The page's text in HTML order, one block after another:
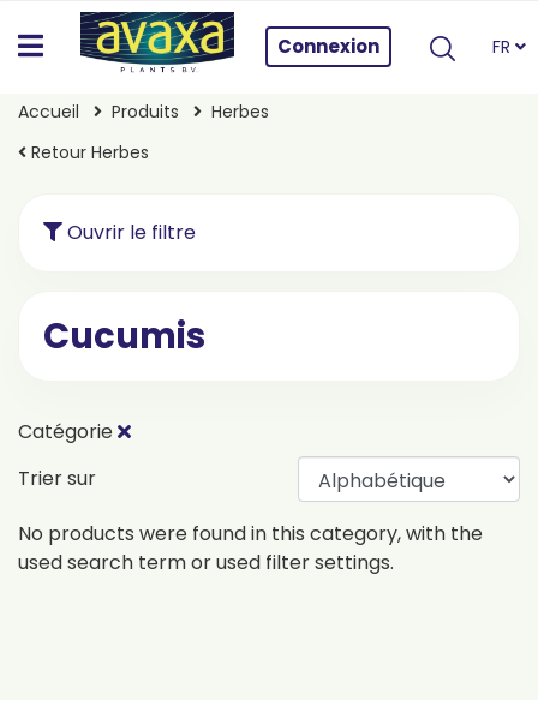
Connexion FR
Accueil Produits
Herbes
Retour Herbes
Ouvrir le filtre
Cucumis
Catégorie
Trier sur
No products were found in this category, with the
used search term or used filter settings.